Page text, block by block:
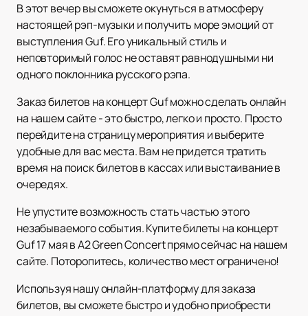
В этот вечер вы сможете окунуться в атмосферу
настоящей рэп-музыки и получить море эмоций от
выступления Guf. Его уникальный стиль и
неповторимый голос не оставят равнодушными ни
одного поклонника русского рэпа.
Заказ билетов на концерт Guf можно сделать онлайн
на нашем сайте - это быстро, легко и просто. Просто
перейдите на страницу мероприятия и выберите
удобные для вас места. Вам не придется тратить
время на поиск билетов в кассах или выстаивание в
очередях.
Не упустите возможность стать частью этого
незабываемого события. Купите билеты на концерт
Guf 17 мая в А2 Green Concert прямо сейчас на нашем
сайте. Поторопитесь, количество мест ограничено!
Используя нашу онлайн-платформу для заказа
билетов, вы сможете быстро и удобно приобрести